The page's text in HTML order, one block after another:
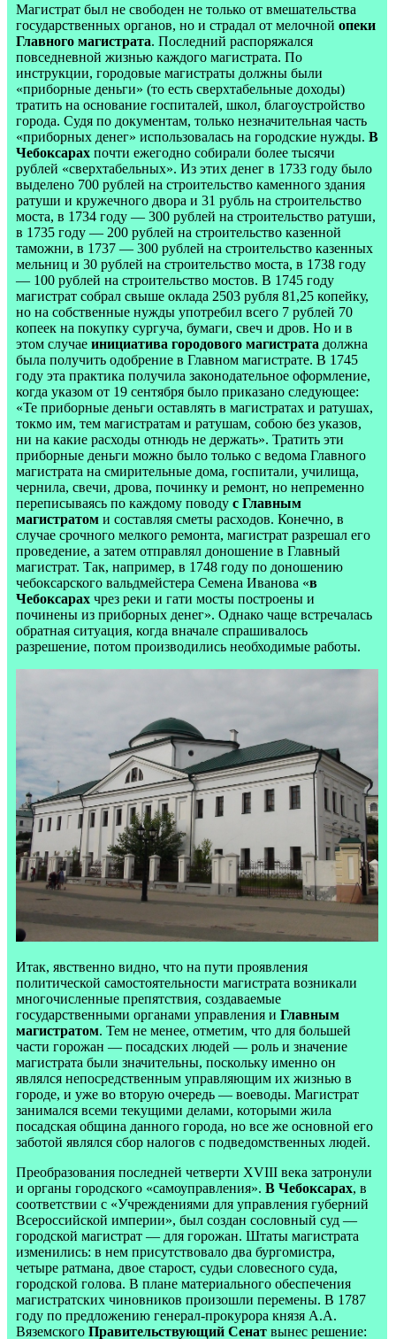
Магистрат был не свободен не только от вмешательства
государственных органов, но и страдал от мелочной опеки
Главного магистрата. Последний распоряжался
повседневной жизнью каждого магистрата. По
инструкции, городовые магистраты должны были
«приборные деньги» (то есть сверхтабельные доходы)
тратить на основание госпиталей, школ, благоустройство
города. Судя по документам, только незначительная часть
«приборных денег» использовалась на городские нужды. В
Чебоксарах почти ежегодно собирали более тысячи
рублей «сверхтабельных». Из этих денег в 1733 году было
выделено 700 рублей на строительство каменного здания
ратуши и кружечного двора и 31 рубль на строительство
моста, в 1734 году — 300 рублей на строительство ратуши,
в 1735 году — 200 рублей на строительство казенной
таможни, в 1737 — 300 рублей на строительство казенных
мельниц и 30 рублей на строительство моста, в 1738 году
— 100 рублей на строительство мостов. В 1745 году
магистрат собрал свыше оклада 2503 рубля 81,25 копейку,
но на собственные нужды употребил всего 7 рублей 70
копеек на покупку сургуча, бумаги, свеч и дров. Но и в
этом случае инициатива городового магистрата должна
была получить одобрение в Главном магистрате. В 1745
году эта практика получила законодательное оформление,
когда указом от 19 сентября было приказано следующее:
«Те приборные деньги оставлять в магистратах и ратушах,
токмо им, тем магистратам и ратушам, собою без указов,
ни на какие расходы отнюдь не держать». Тратить эти
приборные деньги можно было только с ведома Главного
магистрата на смирительные дома, госпитали, училища,
чернила, свечи, дрова, починку и ремонт, но непременно
переписываясь по каждому поводу с Главным
магистратом и составляя сметы расходов. Конечно, в
случае срочного мелкого ремонта, магистрат разрешал его
проведение, а затем отправлял доношение в Главный
магистрат. Так, например, в 1748 году по доношению
чебоксарского вальдмейстера Семена Иванова «в
Чебоксарах чрез реки и гати мосты построены и
починены из приборных денег». Однако чаще встречалась
обратная ситуация, когда вначале спрашивалось
разрешение, потом производились необходимые работы.
Итак, явственно видно, что на пути проявления
политической самостоятельности магистрата возникали
многочисленные препятствия, создаваемые
государственными органами управления и Главным
магистратом. Тем не менее, отметим, что для большей
части горожан — посадских людей — роль и значение
магистрата были значительны, поскольку именно он
являлся непосредственным управляющим их жизнью в
городе, и уже во вторую очередь — воеводы. Магистрат
занимался всеми текущими делами, которыми жила
посадская община данного города, но все же основной его
заботой являлся сбор налогов с подведомственных людей.
Преобразования последней четверти XVIII века затронули
и органы городского «самоуправления». В Чебоксарах, в
соответствии с «Учреждениями для управления губерний
Всероссийской империи», был создан сословный суд —
городской магистрат — для горожан. Штаты магистрата
изменились: в нем присутствовало два бургомистра,
четыре ратмана, двое старост, судьи словесного суда,
городской голова. В плане материального обеспечения
магистратских чиновников произошли перемены. В 1787
году по предложению генерал-прокурора князя А.А.
Вяземского Правительствующий Сенат вынес решение: